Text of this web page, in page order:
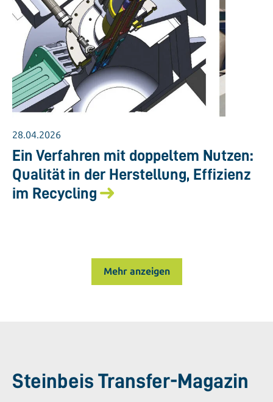
28.04.2026
Ein Verfahren mit doppeltem Nutzen:
Qualität in der Herstellung, Effizienz
im Recycling
Mehr anzeigen
Steinbeis Transfer-Magazin